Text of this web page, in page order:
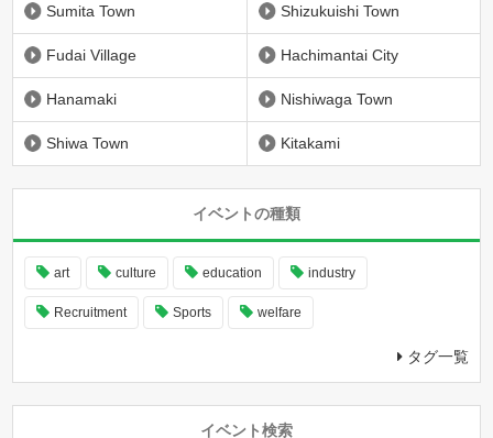
Sumita Town Shizukuishi Town
Fudai Village Hachimantai City
Hanamaki Nishiwaga Town
Shiwa Town Kitakami
イベントの種類
art culture education industry
Recruitment Sports welfare
タグ一覧
イベント検索